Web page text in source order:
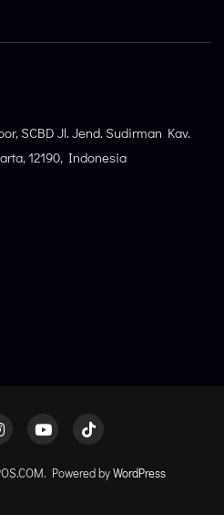
SCBD Jl. Jend. Sudirman Kav.
12190, Indonesia
Powered byWordPress